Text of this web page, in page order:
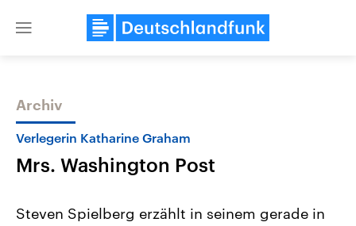
Close
Themen
Archiv
Verlegerin Katharine Graham
Mrs. Washington Post
Steven Spielberg erzählt in seinem gerade in